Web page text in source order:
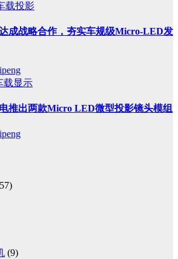
载投影
成战略合作，夯实车规级Micro-LED发
载显示
推出两款Micro LED微型投影镜头模组
(9)